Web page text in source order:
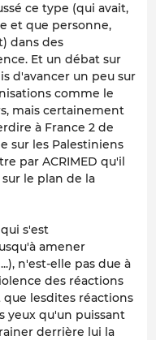
ce type (qui avait,
et que personne,
dans des
Et un débat sur
d'avancer un peu sur
comme le
mais certainement
à France 2 de
sur les Palestiniens
par ACRIMED qu'il
le plan de la
s'est
amener
n'est-elle pas due à
des réactions
lesdites réactions
yeux qu'un puissant
derrière lui la